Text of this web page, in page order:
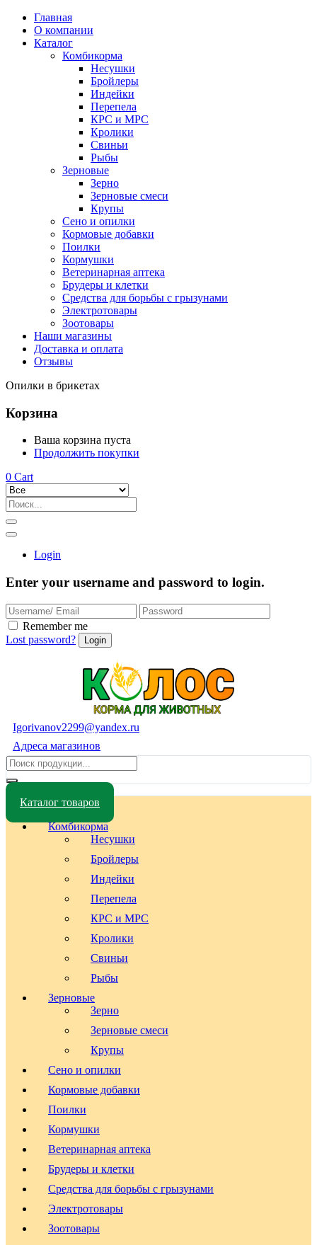
Главная
О компании
Каталог
Комбикорма
Несушки
Бройлеры
Индейки
Перепела
КРС и МРС
Кролики
Свиньи
Рыбы
Зерновые
Зерно
Зерновые смеси
Крупы
Сено и опилки
Кормовые добавки
Поилки
Кормушки
Ветеринарная аптека
Брудеры и клетки
Средства для борьбы с грызунами
Электротовары
Зоотовары
Наши магазины
Доставка и оплата
Отзывы
Опилки в брикетах
Корзина
Ваша корзина пуста
Продолжить покупки
0 Cart
Login
Enter your username and password to login.
Remember me
Lost password?
Igorivanov2299@yandex.ru
Адреса магазинов
Каталог товаров
Комбикорма
Несушки
Бройлеры
Индейки
Перепела
КРС и МРС
Кролики
Свиньи
Рыбы
Зерновые
Зерно
Зерновые смеси
Крупы
Сено и опилки
Кормовые добавки
Поилки
Кормушки
Ветеринарная аптека
Брудеры и клетки
Средства для борьбы с грызунами
Электротовары
Зоотовары